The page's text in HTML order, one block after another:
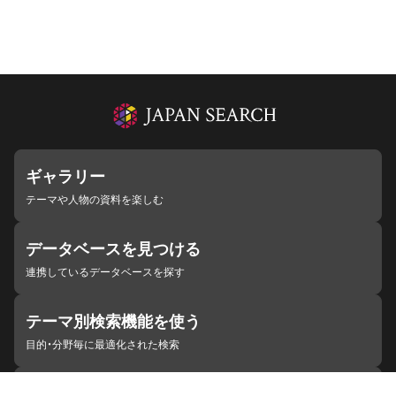
ギャラリー
テーマや人物の資料を楽しむ
データベースを見つける
連携しているデータベースを探す
テーマ別検索機能を使う
目的・分野毎に最適化された検索